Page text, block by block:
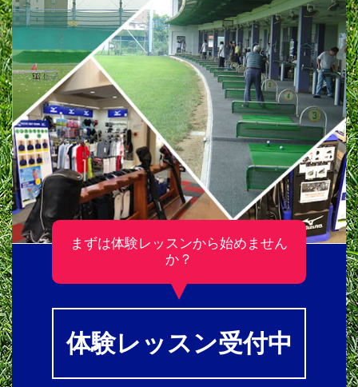
まずは体験レッスンから始めません
か？
体験レッスン受付中